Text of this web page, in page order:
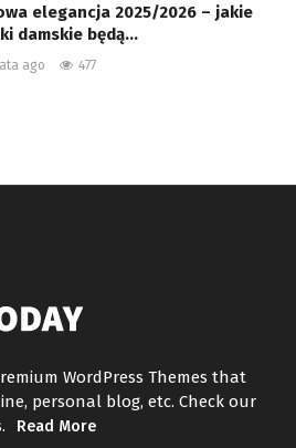
elegancja 2025/2026 – jakie
damskie będą…
ago 477
WordPress Themes that
personal blog, etc. Check our
Read More